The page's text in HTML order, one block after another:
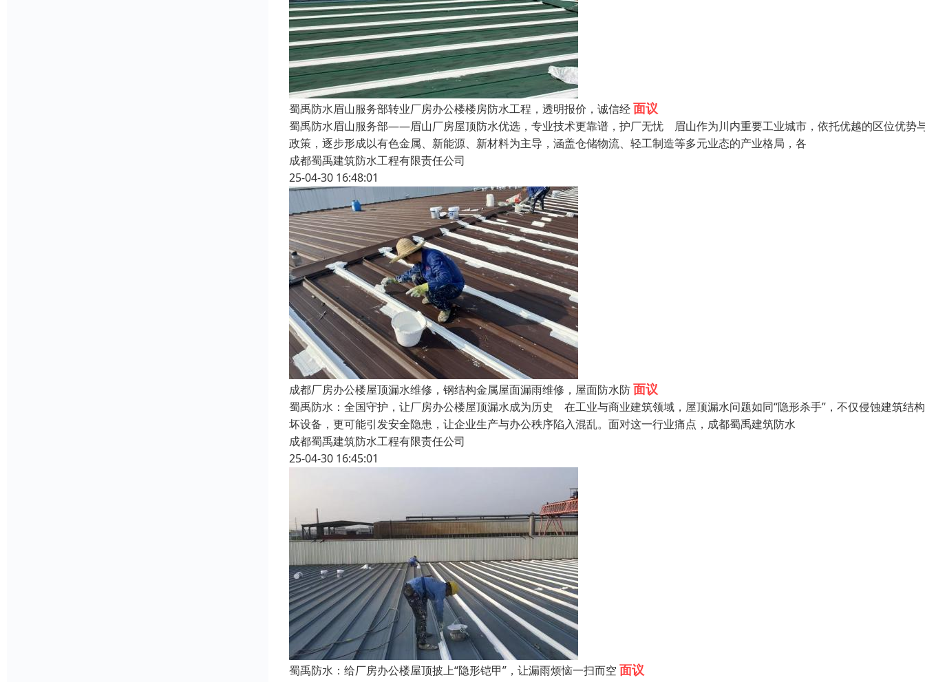
蜀禹防水眉山服务部转业厂房办公楼楼房防水工程，透明报价，诚信经面议
蜀禹防水眉山服务部——眉山厂房屋顶防水优选，专业技术更靠谱，护厂无忧 眉山作为川内重要工业城市，依托优越的区位优势
政策，逐步形成以有色金属、新能源、新材料为主导，涵盖仓储物流、轻工制造等多元业态的产业格局，各
成都蜀禹建筑防水工程有限责任公司
25-04-30 16:48:01
成都厂房办公楼屋顶漏水维修，钢结构金属屋面漏雨维修，屋面防水防面议
蜀禹防水：全国守护，让厂房办公楼屋顶漏水成为历史 在工业与商业建筑领域，屋顶漏水问题如同“隐形杀手”，不仅侵蚀建筑结
坏设备，更可能引发安全隐患，让企业生产与办公秩序陷入混乱。面对这一行业痛点，成都蜀禹建筑防水
成都蜀禹建筑防水工程有限责任公司
25-04-30 16:45:01
蜀禹防水：给厂房办公楼屋顶披上“隐形铠甲”，让漏雨烦恼一扫而空 面议